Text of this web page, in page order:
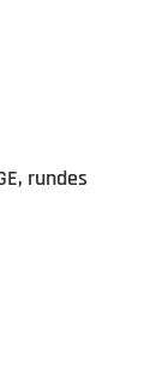
rundes